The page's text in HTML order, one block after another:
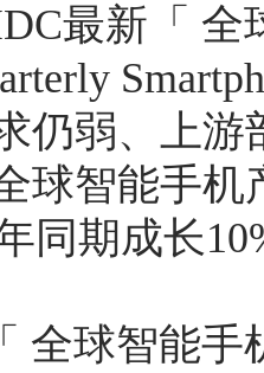
最新「 全
仍弱、上
球智能手
同期成长
全球智能手